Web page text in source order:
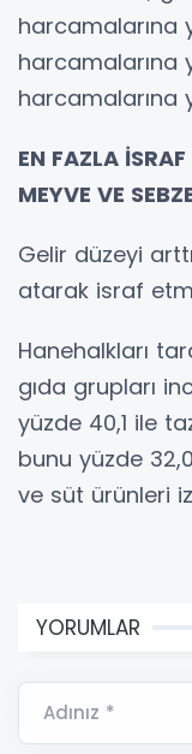
harcamalarına
harcamalarına
harcamalarına
EN FAZLA
MEYVE VE
Gelir düzeyi
atarak israf
Hanehalkları
gıda grupları
yüzde 40,1 ile
bunu yüzde
ve süt ürünleri
YORUMLAR
Adınız *